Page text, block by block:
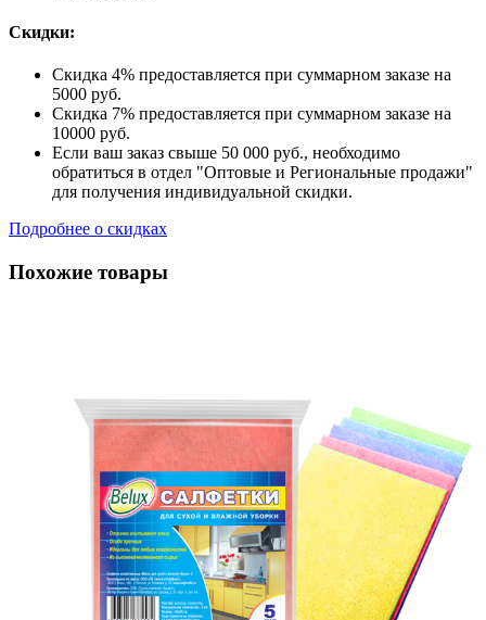
Скидки:
Скидка 4% предоставляется при суммарном заказе на
5000 руб.
Скидка 7% предоставляется при суммарном заказе на
10000 руб.
Если ваш заказ свыше 50 000 руб., необходимо
обратиться в отдел "Оптовые и Региональные продажи"
для получения индивидуальной скидки.
Подробнее о скидках
Похожие товары